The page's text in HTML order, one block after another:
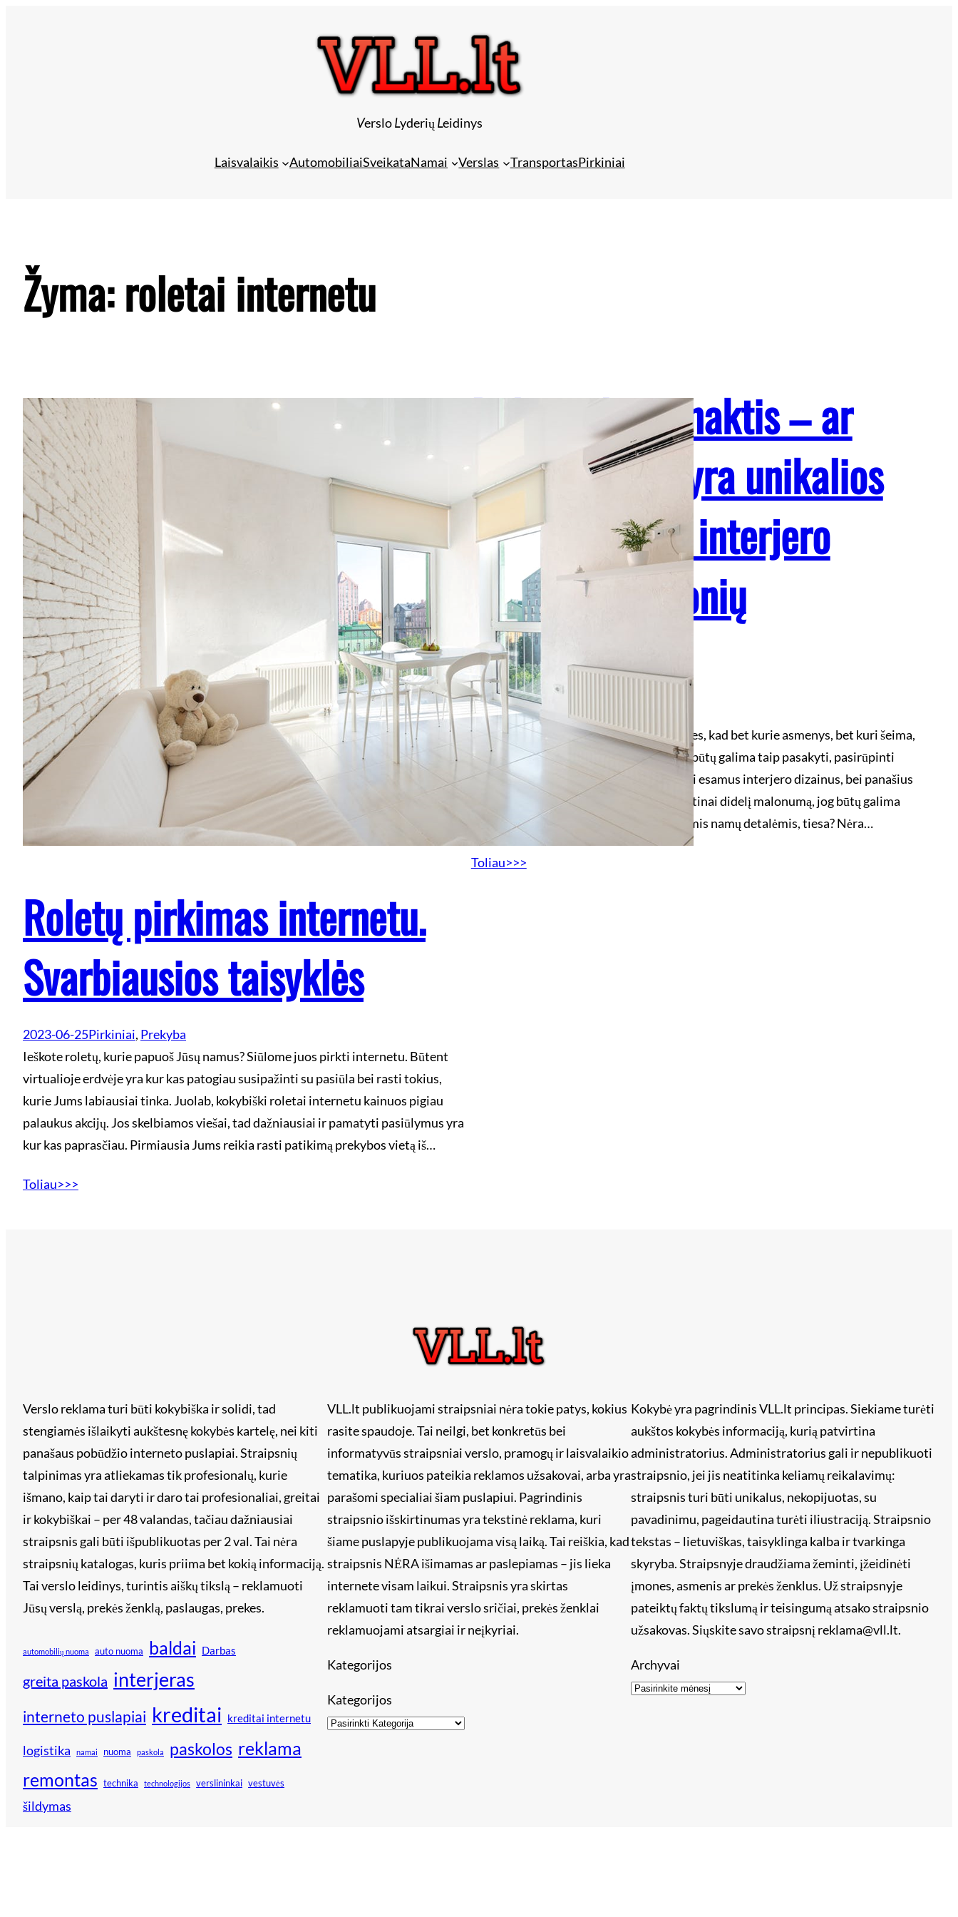
VersloLyderių Leidinys
Laisvalaikis AutomobiliaiSveikataNamai Verslas TransportasPirkiniai
Žyma:roletai internetu
Roletų pirkimas internetu.
Svarbiausios taisyklės
2023-06-25Pirkiniai, Prekyba
Ieškote roletų, kurie papuoš Jūsų namus? Siūlome juos pirkti internetu. Būtent
virtualioje erdvėje yra kur kas patogiau susipažinti su pasiūla bei rasti tokius,
kurie Jums labiausiai tinka. Juolab, kokybiški roletai internetu kainuos pigiau
palaukus akcijų. Jos skelbiamos viešai, tad dažniausiai ir pamatyti pasiūlymus yra
kur kas paprasčiau. Pirmiausia Jums reikia rasti patikimą prekybos vietą iš…
Toliau>>>
Roletai diena naktis – ar
žinote, kuo gi yra unikalios
šių papildomų interjero
dizaino priemonių
koncepcijos?
2016-02-03Namai
Kaip ir būtų galima pradėti nuo tos minties, kad bet kurie asmenys, bet kuri šeima,
stengiasi, kaip tik įmanoma labiau, jeigu būtų galima taip pasakyti, pasirūpinti
individualiais namais, pritaikyti tinkamai esamus interjero dizainus, bei panašius
padarinius, jog būtų galima jausti neįtikėtinai didelį malonumą, jog būtų galima
pasimėgauti net ir pačiomis menkiausiomis namų detalėmis, tiesa? Nėra…
Toliau>>>
Verslo reklama turi būti kokybiška ir solidi, tad
stengiamės išlaikyti aukštesnę kokybės kartelę, nei kiti
panašaus pobūdžio interneto puslapiai. Straipsnių
talpinimas yra atliekamas tik profesionalų, kurie
išmano, kaip tai daryti ir daro tai profesionaliai, greitai
ir kokybiškai – per 48 valandas, tačiau dažniausiai
straipsnis gali būti išpublikuotas per 2 val. Tai nėra
straipsnių katalogas, kuris priima bet kokią informaciją.
Tai verslo leidinys, turintis aiškų tikslą – reklamuoti
Jūsų verslą, prekės ženklą, paslaugas, prekes.
automobilių nuoma auto nuoma baldai Darbas
greita paskola interjeras
interneto puslapiai kreditai kreditai internetu
logistika namai nuoma paskola paskolos reklama
remontas technika technologijos verslininkai vestuvės
šildymas
VLL.lt publikuojami straipsniai nėra tokie patys, kokius
rasite spaudoje. Tai neilgi, bet konkretūs bei
informatyvūs straipsniai verslo, pramogų ir laisvalaikio
tematika, kuriuos pateikia reklamos užsakovai, arba yra
parašomi specialiai šiam puslapiui. Pagrindinis
straipsnio išskirtinumas yra tekstinė reklama, kuri
šiame puslapyje publikuojama visą laiką. Tai reiškia, kad
straipsnis NĖRA išimamas ar paslepiamas – jis lieka
internete visam laikui. Straipsnis yra skirtas
reklamuoti tam tikrai verslo sričiai, prekės ženklai
reklamuojami atsargiai ir neįkyriai.
Kategorijos
Kategorijos
Kokybė yra pagrindinis VLL.lt principas. Siekiame turėti
aukštos kokybės informaciją, kurią patvirtina
administratorius. Administratorius gali ir nepublikuoti
straipsnio, jei jis neatitinka keliamų reikalavimų:
straipsnis turi būti unikalus, nekopijuotas, su
pavadinimu, pageidautina turėti iliustraciją. Straipsnio
tekstas – lietuviškas, taisyklinga kalba ir tvarkinga
skyryba. Straipsnyje draudžiama žeminti, įžeidinėti
įmones, asmenis ar prekės ženklus. Už straipsnyje
pateiktų faktų tikslumą ir teisingumą atsako straipsnio
užsakovas. Siųskite savo straipsnį reklama@vll.lt.
Archyvai